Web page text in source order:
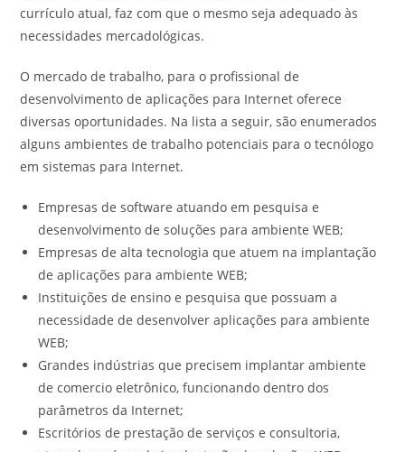
currículo atual, faz com que o mesmo seja adequado às
necessidades mercadológicas.
O mercado de trabalho, para o profissional de
desenvolvimento de aplicações para Internet oferece
diversas oportunidades. Na lista a seguir, são enumerados
alguns ambientes de trabalho potenciais para o tecnólogo
em sistemas para Internet.
Empresas de software atuando em pesquisa e
desenvolvimento de soluções para ambiente WEB;
Empresas de alta tecnologia que atuem na implantação
de aplicações para ambiente WEB;
Instituições de ensino e pesquisa que possuam a
necessidade de desenvolver aplicações para ambiente
WEB;
Grandes indústrias que precisem implantar ambiente
de comercio eletrônico, funcionando dentro dos
parâmetros da Internet;
Escritórios de prestação de serviços e consultoria,